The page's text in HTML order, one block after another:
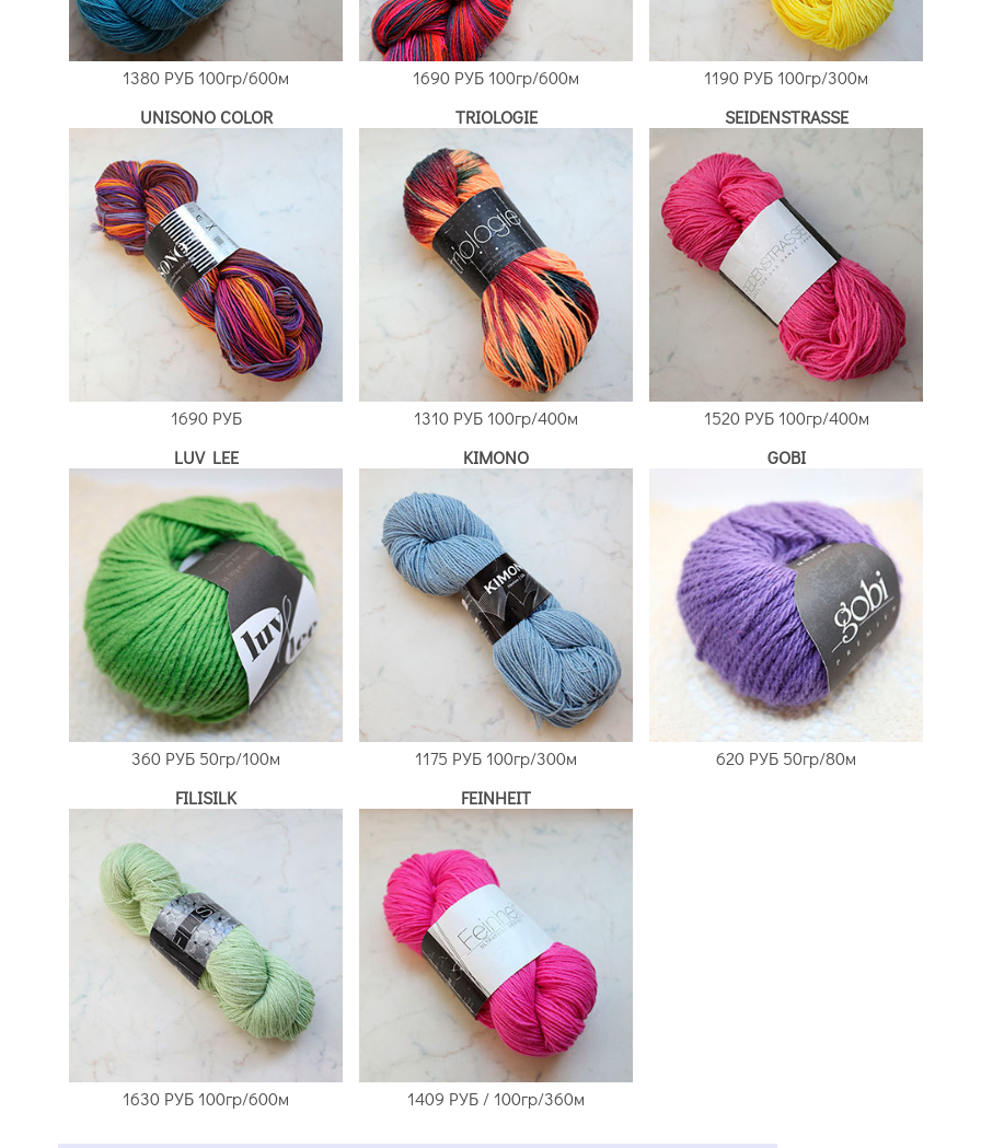
1380 РУБ 100гр/600м 1690 РУБ 100гр/600м 1190 РУБ 100гр/300м
UNISONO COLOR
1690 РУБ
TRIOLOGIE
1310 РУБ 100гр/400м
SEIDENSTRASSE
1520 РУБ100гр/400м
LUV LEE
360 РУБ 50гр/100м
KIMONO
1175 РУБ 100гр/300м
GOBI
620 РУБ 50гр/80м
FILISILK
1630 РУБ 100гр/600м
FEINHEIT
1409 РУБ / 100гр/360м